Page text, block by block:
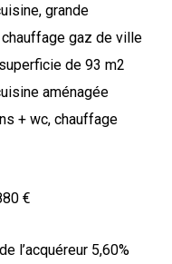
grande
gaz de ville
de 93 m2
aménagée
+ wc, chauffage
€
l’acquéreur 5,60%